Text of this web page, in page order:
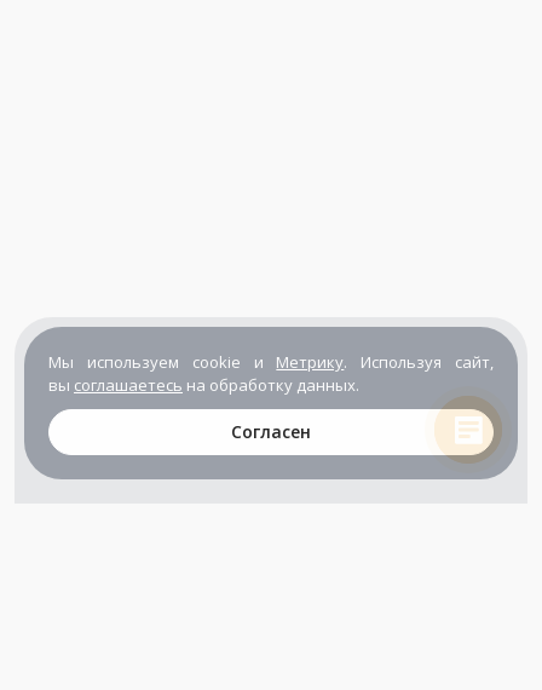
Мы используем cookie и Метрику. Используя сайт,
вы соглашаетесь на обработку данных.
Согласен